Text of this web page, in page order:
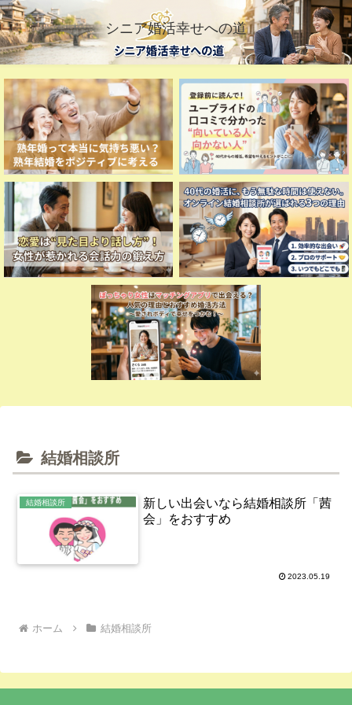
シニア婚活幸せへの道
結婚相談所
結婚相談所
新しい出会いなら結婚相談所「茜
会」をおすすめ
2023.05.19
ホーム 結婚相談所